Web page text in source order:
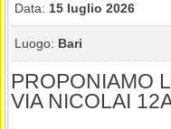
Data: 15 luglio 2026
Luogo: Bari
PROPONIAMO
VIA NICOLAI